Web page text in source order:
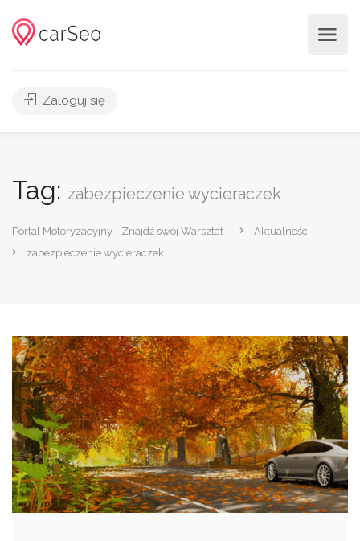
Zaloguj się
Tag: zabezpieczenie wycieraczek
Portal Motoryzacyjny - Znajdź swój Warsztat
Aktualności
zabezpieczenie wycieraczek